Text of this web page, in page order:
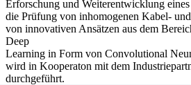
Erforschung und Weiterentwicklung eines
die Prüfung von inhomogenen Kabel-
von innovativen Ansätzen aus dem
Deep
Learning in Form von Convolutional
wird in Kooperaton mit dem
durchgeführt.